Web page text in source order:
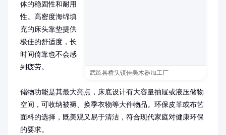
武邑县桥头镇佳美木器加工厂
体的稳固性和耐用
性。高密度海绵填
充的床头靠垫提供
极佳的舒适度，长
时间倚靠也不会感
到疲劳。
储物功能是其最大亮点，床底设计有大容量抽屉或液压储物
空间，可收纳被褥、换季衣物等大件物品。环保皮革或布艺
面料的选择，既美观又易于清洁，符合现代家庭对健康环保
的要求。